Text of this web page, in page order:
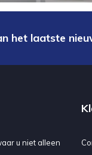
het laatste
u niet alleen